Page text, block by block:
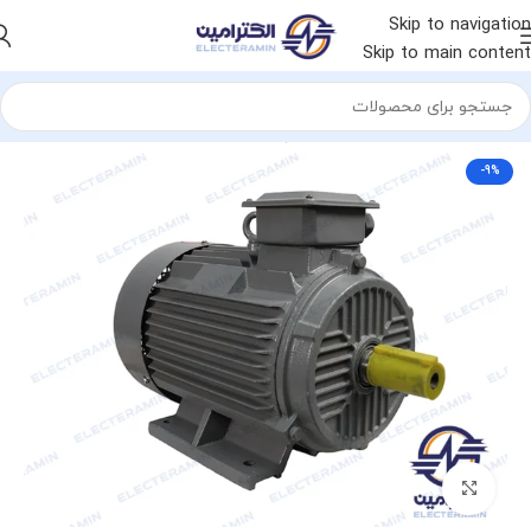
Skip to navigation
Skip to main content
خانه الکتروموتور الکتروموتور چینی الکتروموتور ایده ال
-9%
برای بزرگنمایی کلیک کنید